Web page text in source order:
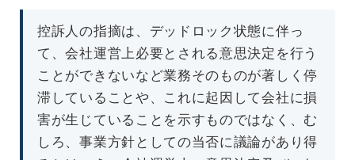
控訴人の指摘は、デッドロック状態に伴っ
て、会社運営上必要とされる意思決定を行う
ことができないなど業務そのものが著しく停
滞していることや、これに起因して会社に損
害が生じていることを示すものではなく、む
しろ、事業方針としての当否に議論があり得